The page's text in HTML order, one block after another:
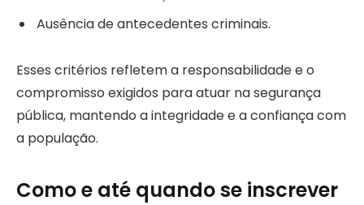
Ausência de antecedentes criminais.
Esses critérios refletem a responsabilidade e o
compromisso exigidos para atuar na segurança
pública, mantendo a integridade e a confiança com
a população.
Como e até quando se inscrever